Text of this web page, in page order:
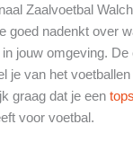
Zaalvoetbal
goed nadenkt over
jouw omgeving.
je van het
graag dat je een
voor voetbal.